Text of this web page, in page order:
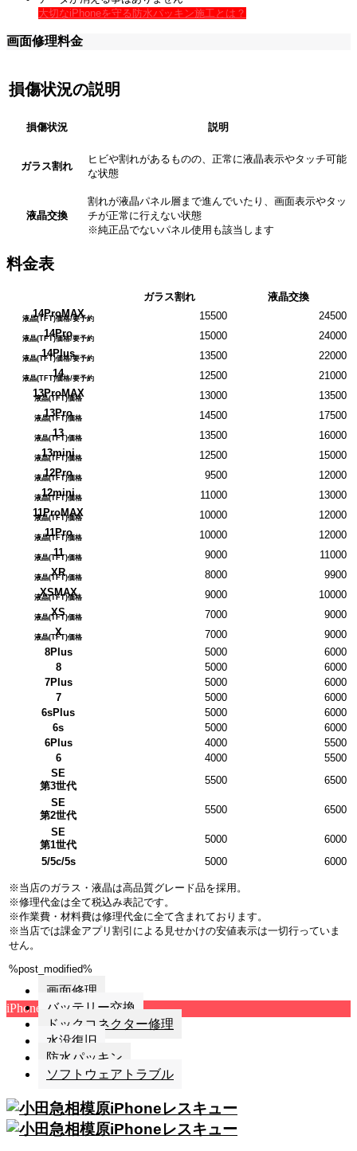
大切なiPhoneを守る防水パッキン施工とは？
画面修理料金
損傷状況の説明
損傷状況 説明
ガラス割れ
ヒビや割れがあるものの、正常に液晶表示やタッチ可能
な状態
液晶交換
割れが液晶パネル層まで進んでいたり、画面表示やタッ
チが正常に行えない状態
※純正品でないパネル使用も該当します
料金表
ガラス割れ
液晶交換
14ProMAX
液晶(TFT)価格/要予約 15500
24500
14Pro
液晶(TFT)価格/要予約 15000
24000
14Plus
液晶(TFT)価格/要予約 13500
22000
14
液晶(TFT)価格/要予約 12500
21000
13ProMAX
液晶(TFT)価格 13000
13500
13Pro
液晶(TFT)価格 14500
17500
13
液晶(TFT)価格 13500
16000
13mini
液晶(TFT)価格 12500
15000
12Pro
液晶(TFT)価格 9500
12000
12mini
液晶(TFT)価格 11000
13000
11ProMAX
液晶(TFT)価格 10000
12000
11Pro
液晶(TFT)価格 10000
12000
11
液晶(TFT)価格 9000
11000
XR
液晶(TFT)価格 8000
9900
XSMAX
液晶(TFT)価格 9000
10000
XS
液晶(TFT)価格 7000
9000
X
液晶(TFT)価格 7000
9000
8Plus
5000
6000
8
5000
6000
7Plus
5000
6000
7
5000
6000
6sPlus
5000
6000
6s
5000
6000
6Plus
4000
5500
6
4000
5500
SE
第3世代
5500
6500
SE
第2世代
5500
6500
SE
第1世代
5000
6000
5/5c/5s
5000 6000
※当店のガラス・液晶は高品質グレード品を採用。
※修理代金は全て税込み表記です。
※作業費・材料費は修理代金に全て含まれております。
※当店では課金アプリ割引による見せかけの安値表示は一切行っていま
せん。
%post_modified%
iPhone修理FIX MENU
画面修理
バッテリー交換
ドックコネクター修理
水没復旧
防水パッキン
ソフトウェアトラブル